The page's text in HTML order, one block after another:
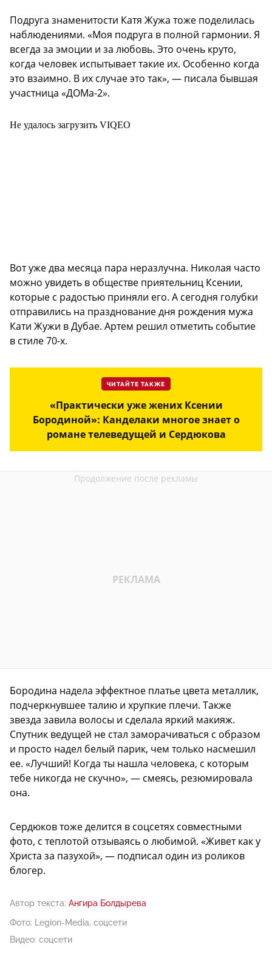
Подруга знаменитости Катя Жужа тоже поделилась
наблюдениями. «Моя подруга в полной гармонии. Я
всегда за эмоции и за любовь. Это очень круто,
когда человек испытывает такие их. Особенно когда
это взаимно. В их случае это так», — писала бывшая
участница «ДОМа-2».
Не удалось загрузить VIQEO
Вот уже два месяца пара неразлучна. Николая часто
можно увидеть в обществе приятельниц Ксении,
которые с радостью приняли его. А сегодня голубки
отправились на празднование дня рождения мужа
Кати Жужи в Дубае. Артем решил отметить событие
в стиле 70-х.
ЧИТАЙТЕ ТАКЖЕ
«Практически уже жених Ксении
Бородиной»: Канделаки многое знает о
романе телеведущей и Сердюкова
Бородина надела эффектное платье цвета металлик,
подчеркнувшее талию и хрупкие плечи. Также
звезда завила волосы и сделала яркий макияж.
Спутник ведущей не стал заморачиваться с образом
и просто надел белый парик, чем только насмешил
ее. «Лучший! Когда ты нашла человека, с которым
тебе никогда не скучно», — смеясь, резюмировала
она.
Сердюков тоже делится в соцсетях совместными
фото, с теплотой отзываясь о любимой. «Живет как у
Христа за пазухой», — подписал один из роликов
блогер.
Автор текста: Ангира Болдырева
Фото: Legion-Media, соцсети
Видео: соцсети